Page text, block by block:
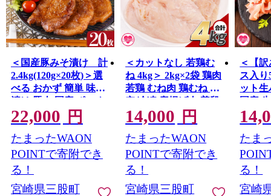
＜国産豚みそ漬け 計
2.4kg(120g×20枚)＞選
べる おかず 簡単 味噌
漬け 豚肉 国産 ポーク
肉加工品 小分け 個包
装 冷凍 おつまみ お弁
当 惣菜 レトルト 焼く
だけ 簡単調理 夕食 夕
飯 一品 メイン BBQ 焼
肉 セット 詰め合わせ
夕飯 味付き 味付 惣菜
22,000 円
たまったWAON
POINTで寄附でき
る！
宮崎県三股町
＜カットなし 若鶏む
ね 4kg＞ 2kg×2袋 鶏肉
若鶏 むね肉 鶏むね 真
空 冷凍 唐揚げ肉 普段
使い 料理 詰め合わせ
精肉 県産 国産 炒め物
煮物 からあげ お弁当
おかず 真空パック ス
トック 業務用 家庭用
冷凍 大容量 鶏むね む
ね肉【MI765-tr】
14,000 円
たまったWAON
POINTで寄附でき
る！
宮崎県三股町
＜【
ス入
ット
国産
ロー
バラ
スラ
タ サ
タ 訳
庭用
せ 【
たま
る！
宮崎